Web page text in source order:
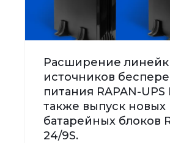
Расширение
источников
питания RAPAN-UPS
также выпуск новых
батарейных блоков
24/9S.